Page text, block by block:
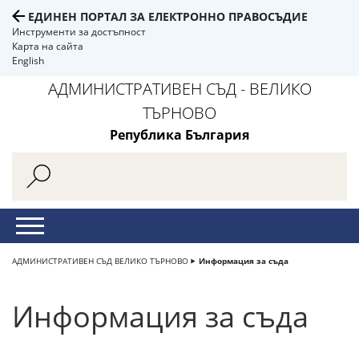
ЕДИНЕН ПОРТАЛ ЗА ЕЛЕКТРОННО ПРАВОСЪДИЕ
Инструменти за достъпност
Карта на сайта
English
АДМИНИСТРАТИВЕН СЪД - ВЕЛИКО
ТЪРНОВО
Република България
АДМИНИСТРАТИВЕН СЪД ВЕЛИКО ТЪРНОВО Информация за съда
Информация за съда